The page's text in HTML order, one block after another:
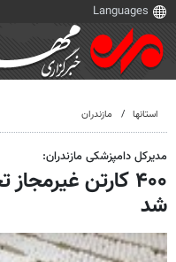
استانها مازندران
مدیرکل دامپزشکی مازندران:
۴۰۰ کارتن
شد